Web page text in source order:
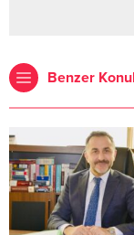
Benzer